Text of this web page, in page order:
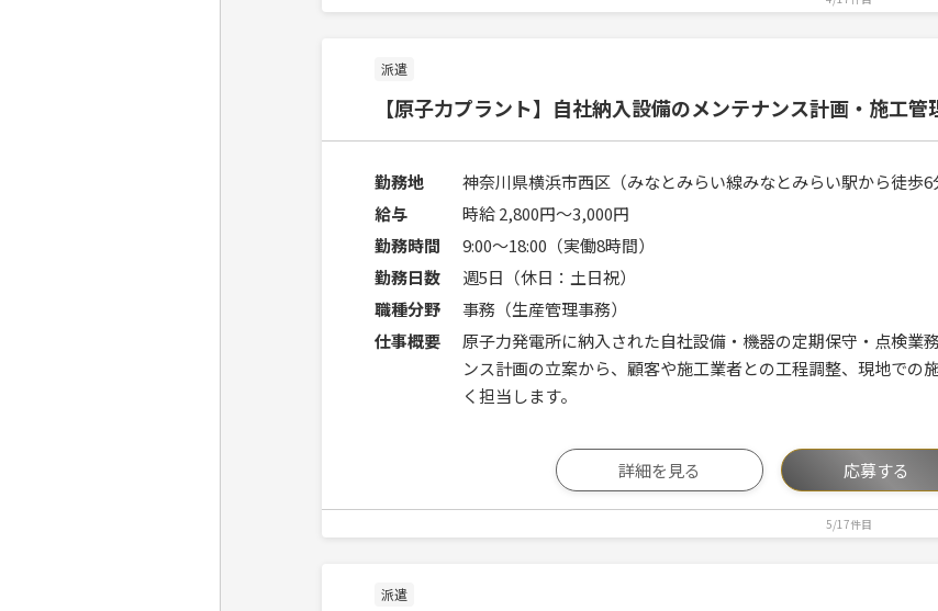
派遣
【原子力プラント】自社納入設備のメンテナンス計画・施工管
勤務地
神奈川県横浜市西区（みなとみらい線みなとみらい駅から徒歩6
給与
時給 2,800円〜3,000円
勤務時間
9:00～18:00（実働8時間）
勤務日数
週5日（休日：土日祝）
職種分野
事務（生産管理事務）
仕事概要
原子力発電所に納入された自社設備・機器の定期保守・点検業
ンス計画の立案から、顧客や施工業者との工程調整、現地での
く担当します。
詳細を見る 応募する
5/17件目
派遣